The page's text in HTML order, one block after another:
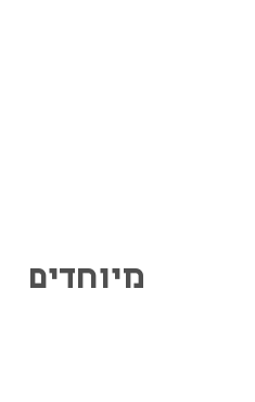
מיוחדים